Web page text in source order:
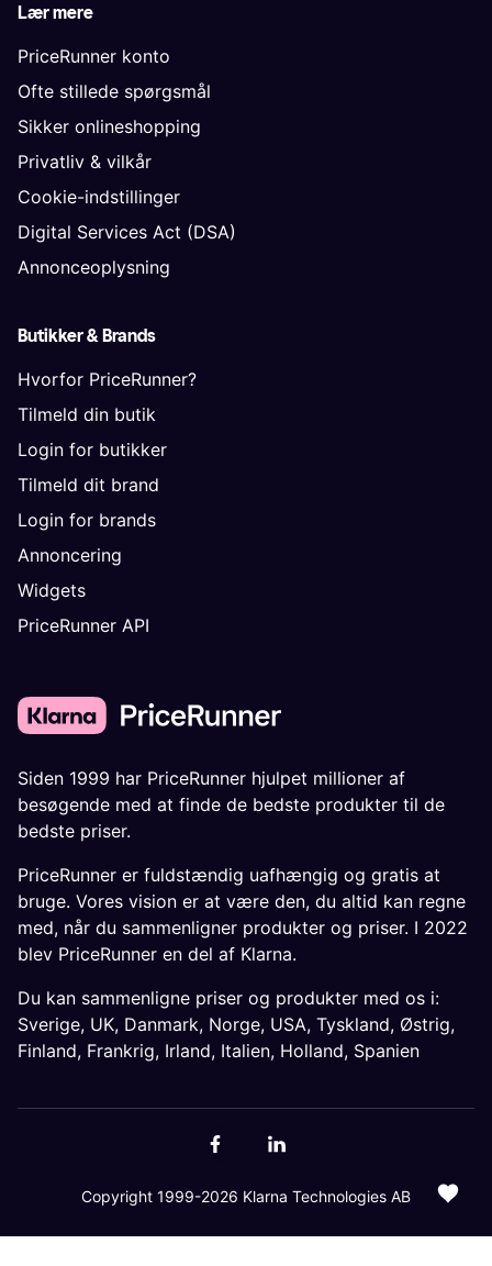
Lær mere
PriceRunner konto
Ofte stillede spørgsmål
Sikker onlineshopping
Privatliv & vilkår
Cookie-indstillinger
Digital Services Act (DSA)
Annonceoplysning
Butikker & Brands
Hvorfor PriceRunner?
Tilmeld din butik
Login for butikker
Tilmeld dit brand
Login for brands
Annoncering
Widgets
PriceRunner API
Siden 1999 har PriceRunner hjulpet millioner af
besøgende med at finde de bedste produkter til de
bedste priser.
PriceRunner er fuldstændig uafhængig og gratis at
bruge. Vores vision er at være den, du altid kan regne
med, når du sammenligner produkter og priser. I 2022
blev PriceRunner en del af Klarna.
Du kan sammenligne priser og produkter med os i:
Sverige, UK, Danmark, Norge, USA, Tyskland, Østrig,
Finland, Frankrig, Irland, Italien, Holland, Spanien
Copyright 1999-2026 Klarna Technologies AB